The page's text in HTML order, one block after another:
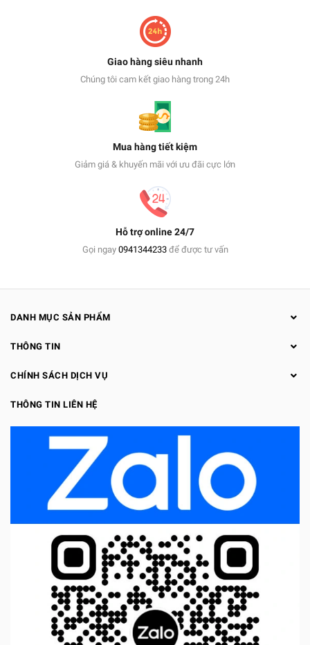
Giao hàng siêu nhanh
Chúng tôi cam kết giao hàng trong 24h
Mua hàng tiết kiệm
Giảm giá & khuyến mãi với ưu đãi cực lớn
Hỗ trợ online 24/7
Gọi ngay 0941344233để được tư vấn
DANH MỤC SẢN PHẨM
THÔNG TIN
CHÍNH SÁCH DỊCH VỤ
THÔNG TIN LIÊN HỆ